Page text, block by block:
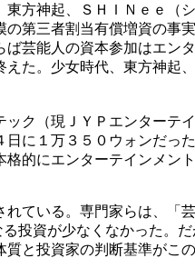
方神起、ＳＨＩＮｅｅ（
第三者割当有償増資の事
芸能人の資本参加はエン
た。少女時代、東方神起
ク（現ＪＹＰエンターテ
に１万３５０ウォンだっ
的にエンターテインメン
ている。専門家らは、「
投資が少なくなかった。
と投資家の判断基準がこ